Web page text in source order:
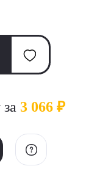
3 066 ₽